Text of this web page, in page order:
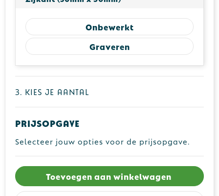
Onbewerkt
Graveren
3. Kies je aantal
Prijsopgave
Selecteer jouw opties voor de prijsopgave.
Toevoegen aan winkelwagen